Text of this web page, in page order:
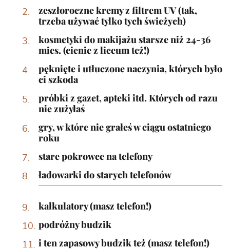
zeszłoroczne kremy z filtrem UV (tak,
trzeba używać tylko tych świeżych)
kosmetyki do makijażu starsze niż 24-36
mies. (cienie z liceum też!)
pęknięte i utłuczone naczynia, których było
ci szkoda
próbki z gazet, apteki itd. Których od razu
nie zużyłaś
gry, w które nie grałeś w ciągu ostatniego
roku
stare pokrowce na telefony
ładowarki do starych telefonów
kalkulatory (masz telefon!)
podróżny budzik
i ten zapasowy budzik też (masz telefon!)